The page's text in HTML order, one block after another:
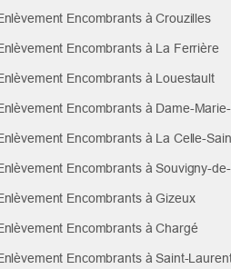
Encombrants à Crouzilles
Encombrants à La Ferrière
Encombrants à Louestault
Encombrants à Dame-
Encombrants à La Celle-
Encombrants à Souvigny-
Encombrants à Gizeux
Encombrants à Chargé
Encombrants à Saint-